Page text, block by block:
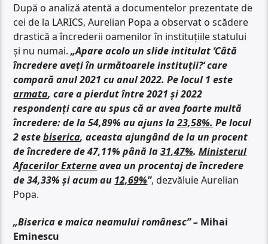
După o analiză atentă a documentelor prezentate de
cei de la LARICS, Aurelian Popa a observat o scădere
drastică a încrederii oamenilor în instituțiile statului
și nu numai.„Apare acolo un slide intitulat ‘Câtă
încredere aveți în următoarele instituții?‘ care
compară anul 2021 cu anul 2022. Pe locul 1 este
armata, care a pierdut între 2021 și 2022
respondenți care au spus că ar avea foarte multă
încredere: de la 54,89% au ajuns la23,58%. Pe locul
2 estebiserica, aceasta ajungând de la un procent
de încredere de 47,11% până la31,47%.Ministerul
Afacerilor Externeavea un procentaj de încredere
de 34,33% și acum au 12,69%”, dezvăluie Aurelian
Popa.
„Biserica e maica neamului românesc” – Mihai
Eminescu